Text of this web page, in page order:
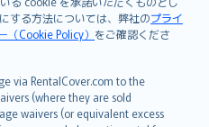
する方法については、弊社のプライ
Cookie Policy） をご確認くださ
via RentalCover.com to the
(where they are sold
waivers (or equivalent excess